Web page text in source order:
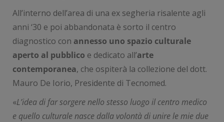
All’interno dell’area di una ex segheria risalente agli
anni ‘30 e poi abbandonata è sorto il centro
diagnostico con annesso uno spazio culturale
aperto al pubblico e dedicato all’arte
contemporanea, che ospiterà la collezione del dott.
Mauro De Iorio, Presidente di Tecnomed.
«L’idea di far sorgere nello stesso luogo il centro medico
e quello culturale nasce dalla volontà di unire le mie due